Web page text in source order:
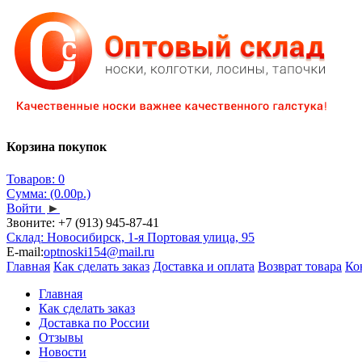
Корзина покупок
Товаров: 0
Сумма: (0.00р.)
Войти ►
Звоните: +7 (913) 945-87-41
Склад: Новосибирск, 1-я Портовая улица, 95
E-mail:optnoski154@mail.ru
Главная Как сделать заказ Доставка и оплата Возврат товара
Главная
Как сделать заказ
Доставка по России
Отзывы
Новости